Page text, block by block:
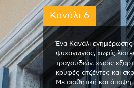
Κανάλι 6
Ένα Κανάλι ενημέρωσης
ψυχαγωγίας, χωρίς
τραγουδιών, χωρίς
κρυφές ατζέντες και
Με αισθητική και